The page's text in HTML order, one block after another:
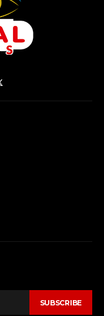
SUBSCRIBE